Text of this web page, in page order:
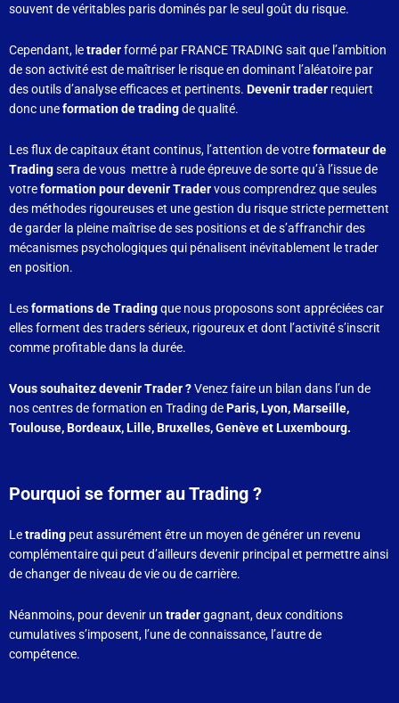
souvent de véritables paris dominés par le seul goût du risque.
Cependant, letraderformé par FRANCE TRADING sait que l’ambition
de son activité est de maîtriser le risque en dominant l’aléatoire par
des outils d’analyse efficaces et pertinents. Devenir trader requiert
donc uneformation de tradingde qualité.
Les flux de capitaux étant continus, l’attention de votreformateur de
Tradingsera de vous mettre à rude épreuve de sorte qu’à l’issue de
votreformation pour devenir Tradervous comprendrez que seules
des méthodes rigoureuses et une gestion du risque stricte permettent
de garder la pleine maîtrise de ses positions et de s’affranchir des
mécanismes psychologiques qui pénalisent inévitablement le trader
en position.
Lesformations de Tradingque nous proposons sont appréciées car
elles forment des traders sérieux, rigoureux et dont l’activité s’inscrit
comme profitable dans la durée.
Vous souhaitez devenir Trader ?Venez faire un bilan dans l’un de
nos centres de formation en Trading deParis, Lyon, Marseille,
Toulouse, Bordeaux, Lille, Bruxelles, Genève et Luxembourg.
Pourquoi se former au Trading ?
Letrading peut assurément être un moyen de générer un revenu
complémentaire qui peut d’ailleurs devenir principal et permettre ainsi
de changer de niveau de vie ou de carrière.
Néanmoins, pour devenir un tradergagnant, deux conditions
cumulatives s’imposent, l’une de connaissance, l’autre de
compétence.